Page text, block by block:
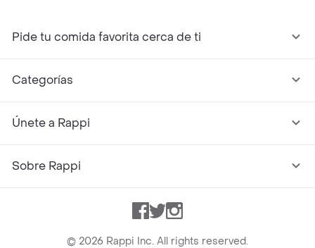
Pide tu comida favorita cerca de ti
Categorías
Únete a Rappi
Sobre Rappi
Facebook
TwitterInstagram
© 2026 Rappi Inc. All rights reserved.